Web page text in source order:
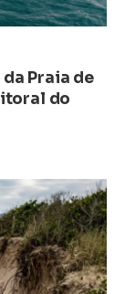
Praia de
do